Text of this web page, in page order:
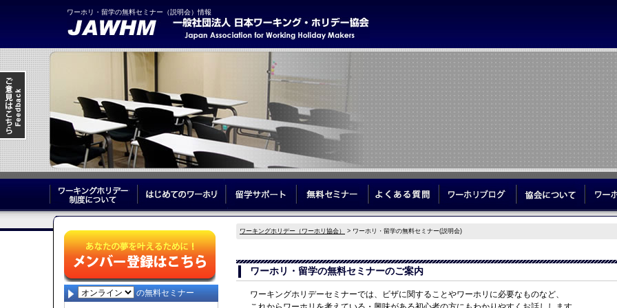
ワーホリ・留学の無料セミナー（説明会）情報
ワーキングホリデー制度についてはじめてのワーホリ 留学サポート 無料セミナー ワーホリブログ
の無料セミナー
ワーキングホリデー（ワーホリ協会） > ワーホリ・留学の無料セミナー(説明会)
ワーホリ・留学の無料セミナーのご案内
ワーキングホリデーセミナーでは、ビザに関することやワーホリに必要なものなど、